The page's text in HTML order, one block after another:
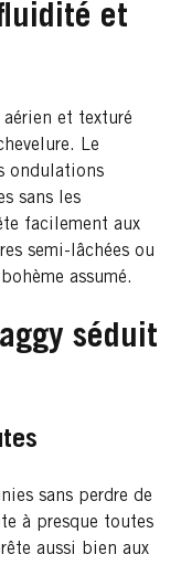
et
aérien et texturé
Le
ondulations
sans les
facilement aux
semi-lâchées ou
assumé.
séduit
sans perdre de
à presque toutes
aussi bien aux